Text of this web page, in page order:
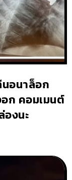
อนาล็อก
ก คอมเมนต์
องนะ